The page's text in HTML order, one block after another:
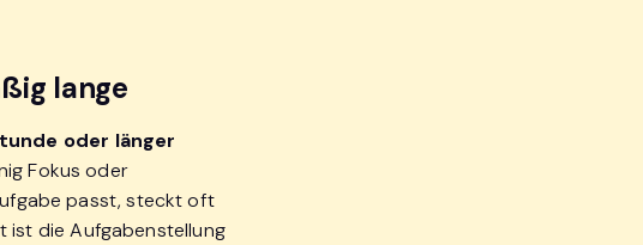
lange
oder länger
Fokus oder
passt, steckt oft
ist die Aufgabenstellung